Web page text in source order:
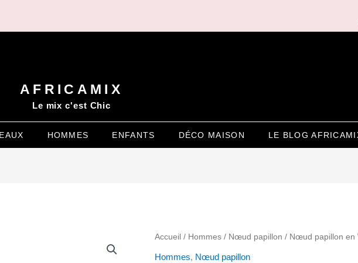
AFRICAMIX
Le mix c'est Chic
HOMMES ENFANTS DÉCO MAISON LE BLOG
Accueil / Hommes / Nœud papillon / Nœud papillon en
Hommes, Nœud papillon
quantité